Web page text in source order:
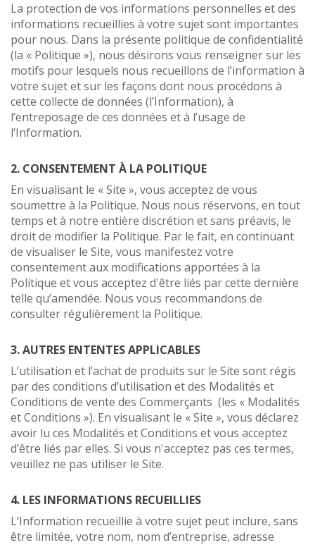
La protection de vos informations personnelles et des
informations recueillies à votre sujet sont importantes
pour nous. Dans la présente politique de confidentialité
(la « Politique »), nous désirons vous renseigner sur les
motifs pour lesquels nous recueillons de l’information à
votre sujet et sur les façons dont nous procédons à
cette collecte de données (l’Information), à
l’entreposage de ces données et à l’usage de
l’Information.
2. CONSENTEMENT À LA POLITIQUE
En visualisant le « Site », vous acceptez de vous
soumettre à la Politique. Nous nous réservons, en tout
temps et à notre entière discrétion et sans préavis, le
droit de modifier la Politique. Par le fait, en continuant
de visualiser le Site, vous manifestez votre
consentement aux modifications apportées à la
Politique et vous acceptez d'être liés par cette dernière
telle qu’amendée. Nous vous recommandons de
consulter régulièrement la Politique.
3. AUTRES ENTENTES APPLICABLES
L’utilisation et l’achat de produits sur le Site sont régis
par des conditions d’utilisation et des Modalités et
Conditions de vente des Commerçants (les « Modalités
et Conditions »). En visualisant le « Site », vous déclarez
avoir lu ces Modalités et Conditions et vous acceptez
d’être liés par elles. Si vous n'acceptez pas ces termes,
veuillez ne pas utiliser le Site.
4. LES INFORMATIONS RECUEILLIES
L’Information recueillie à votre sujet peut inclure, sans
être limitée, votre nom, nom d’entreprise, adresse